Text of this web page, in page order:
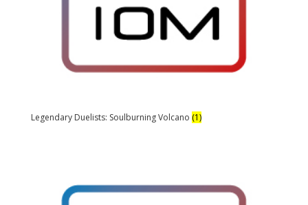
Legendary Duelists: Soulburning Volcano (1)